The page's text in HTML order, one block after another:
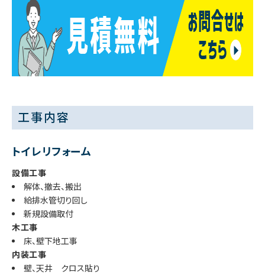
工事内容
トイレリフォーム
設備工事
解体、撤去、搬出
給排水管切り回し
新規設備取付
木工事
床、壁下地工事
内装工事
壁、天井 クロス貼り